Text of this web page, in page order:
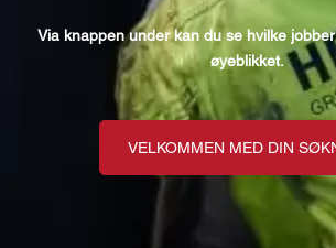
Via knappen under kan du se hvilke
øyeblikket.
VELKOMMEN MED DIN